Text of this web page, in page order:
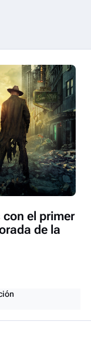
con el primer
de la